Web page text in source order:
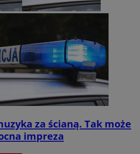
za ścianą. Tak może
impreza